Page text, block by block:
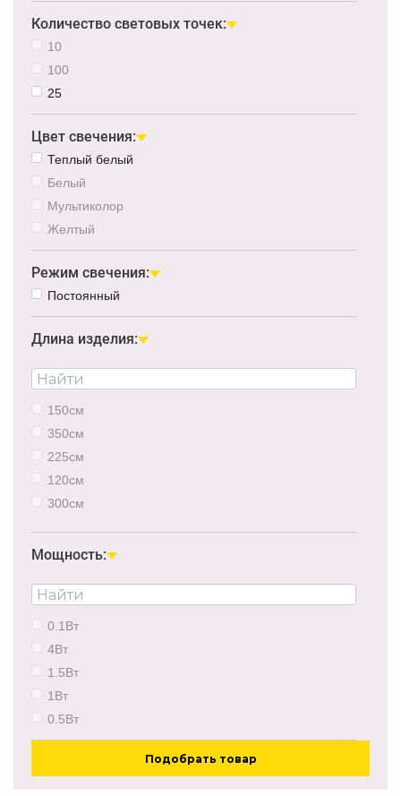
Количество световых точек:
10
100
25
Цвет свечения:
Теплый белый
Белый
Мультиколор
Желтый
Режим свечения:
Постоянный
Длина изделия:
150см
350см
225см
120см
300см
Мощность:
0.1Вт
4Вт
1.5Вт
1Вт
0.5Вт
Подобрать товар